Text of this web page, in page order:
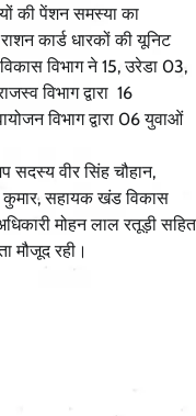
की पेंशन समस्या का
राशन कार्ड धारकों की यूनिट
विभाग ने 15, उरेडा 03,
विभाग द्वारा 16
विभाग द्वारा 06 युवाओं
सदस्य वीर सिंह चौहान,
कुमार, सहायक खंड विकास
मोहन लाल रतूड़ी सहित
मौजूद रही।